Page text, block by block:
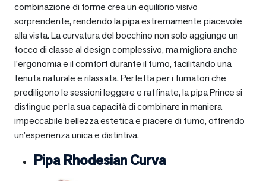
combinazione di forme crea un equilibrio visivo
sorprendente, rendendo la pipa estremamente piacevole
alla vista. La curvatura del bocchino non solo aggiunge un
tocco di classe al design complessivo, ma migliora anche
l’ergonomia e il comfort durante il fumo, facilitando una
tenuta naturale e rilassata. Perfetta per i fumatori che
prediligono le sessioni leggere e raffinate, la pipa Prince si
distingue per la sua capacità di combinare in maniera
impeccabile bellezza estetica e piacere di fumo, offrendo
un’esperienza unica e distintiva.
Pipa Rhodesian Curva